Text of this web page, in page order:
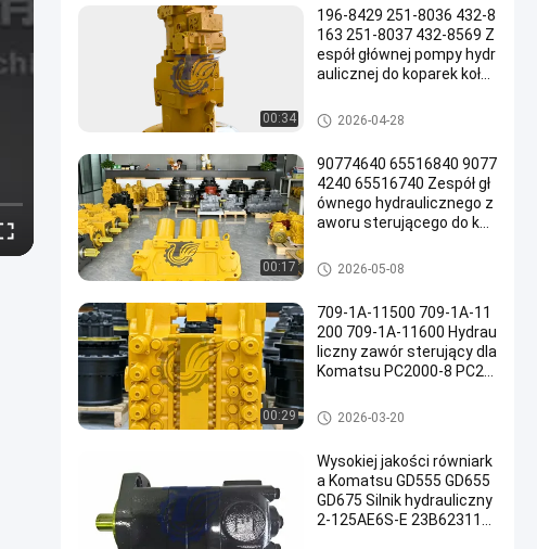
00:34
196-8429 251-8036 432-8
163 251-8037 432-8569 Z
espół głównej pompy hydr
aulicznej do koparek koło
okiej jakości części zamie
nne do dużych obciążeń
Pompa hydrauliczna koparki
2026-04-28
00:17
90774640 65516840 9077
4240 65516740 Zespół gł
ównego hydraulicznego z
aworu sterującego do kop
PC4000-6 Bardzo duże gó
rnicze części zamienne
Główny zawór sterujący kopar
ki
2026-05-08
00:29
709-1A-11500 709-1A-11
200 709-1A-11600 Hydrau
liczny zawór sterujący dla
Komatsu PC2000-8 PC20
Główny zawór sterujący kopar
ki
2026-03-20
Wysokiej jakości równiark
a Komatsu GD555 GD655
GD675 Silnik hydrauliczny
2-125AE6S-E 23B623110